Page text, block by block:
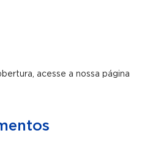
acesse a nossa página